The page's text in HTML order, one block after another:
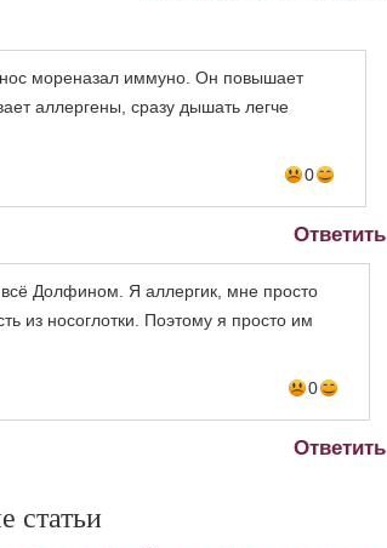
мореназал иммуно. Он повышает
аллергены, сразу дышать легче
0
Ответить
Долфином. Я аллергик, мне просто
из носоглотки. Поэтому я просто им
0
Ответить
статьи